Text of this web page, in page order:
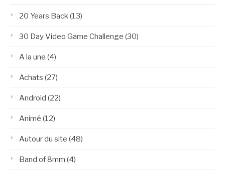
20 Years Back(13)
30 Day Video Game Challenge (30)
A la une (4)
Achats (27)
Android (22)
Animé (12)
Autour du site (48)
Band of 8mm (4)